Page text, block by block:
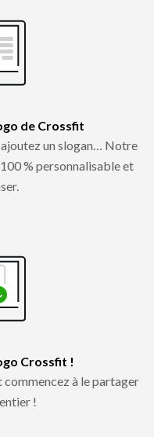
de Crossfit
un slogan… Notre
% personnalisable et
Crossfit !
à le partager
!